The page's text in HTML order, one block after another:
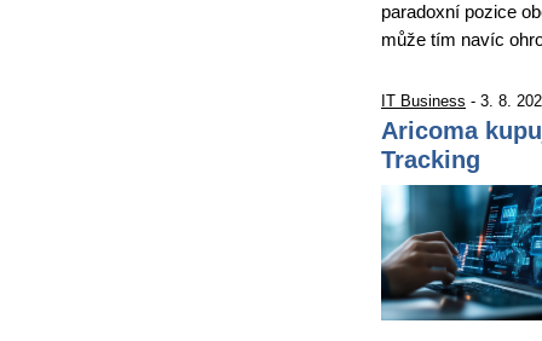
paradoxní pozice
může tím navíc
IT Business - 3. 8.
Aricoma
Tracking